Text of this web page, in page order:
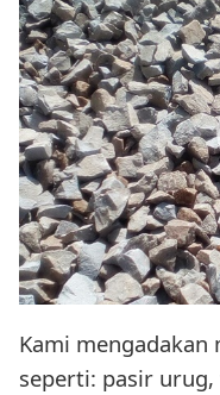
Kami
seperti: pasir